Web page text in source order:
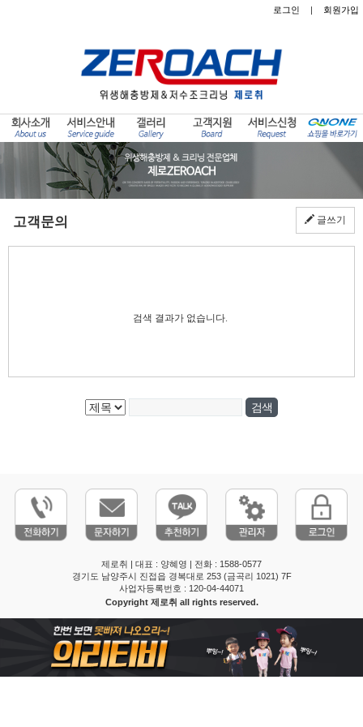
로그인 | 회원가입
고객문의 글쓰기
검색 결과가 없습니다.
제로취 | 대표 : 양혜영 | 전화 : 1588-0577
경기도 남양주시 진접읍 경복대로 253 (금곡리 1021) 7F
사업자등록번호 : 120-04-44071
Copyright 제로취 all rights reserved.